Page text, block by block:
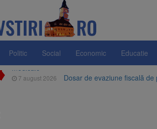
Politic Social Economic Educatie
7 august 2026 Dosar de evaziune fiscală
Primăria Brașov amenință